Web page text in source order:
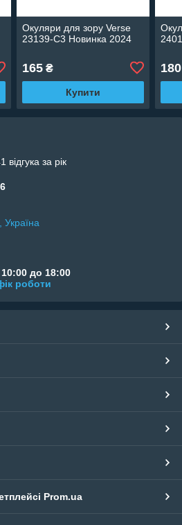
Окуляри для зору Verse
23139-C3 Новинка 2024
165₴
Купити
180
за рік
до 18:00
роботи
Prom.ua